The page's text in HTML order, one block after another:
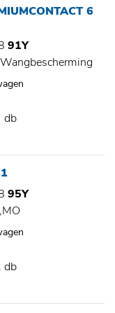
6
91Y
db
95Y
db